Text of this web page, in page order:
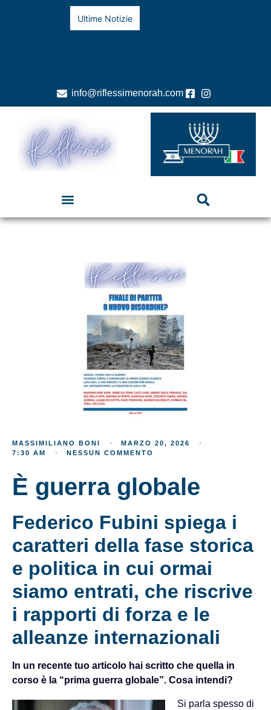
Ultime Notizie
info@riflessimenorah.com
MASSIMILIANO BONI
MARZO 20, 2026
7:30 AM
NESSUN COMMENTO
È guerra globale
Federico Fubini spiega i
caratteri della fase storica
e politica in cui ormai
siamo entrati, che riscrive
i rapporti di forza e le
alleanze internazionali
In un recente tuo articolo hai scritto che quella in
corso è la “prima guerra globale”. Cosa intendi?
Si parla spesso di